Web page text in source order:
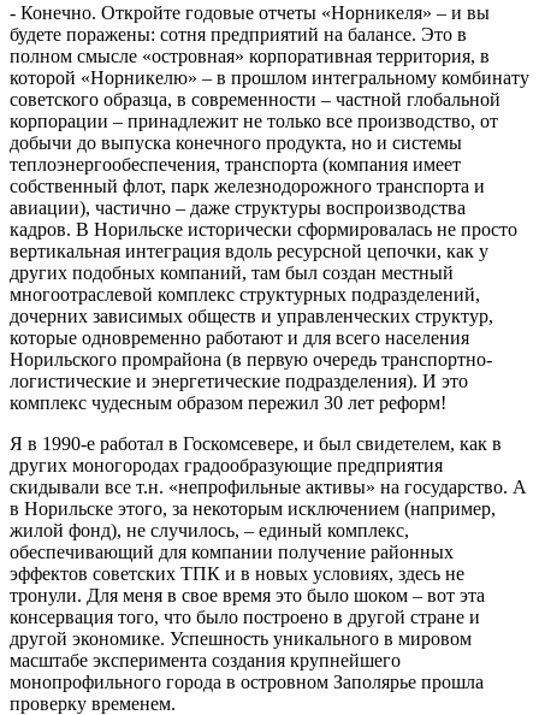
- Конечно. Откройте годовые отчеты «Норникеля» – и вы
будете поражены: сотня предприятий на балансе. Это в
полном смысле «островная» корпоративная территория, в
которой «Норникелю» – в прошлом интегральному комбинату
советского образца, в современности – частной глобальной
корпорации – принадлежит не только все производство, от
добычи до выпуска конечного продукта, но и системы
теплоэнергообеспечения, транспорта (компания имеет
собственный флот, парк железнодорожного транспорта и
авиации), частично – даже структуры воспроизводства
кадров. В Норильске исторически сформировалась не просто
вертикальная интеграция вдоль ресурсной цепочки, как у
других подобных компаний, там был создан местный
многоотраслевой комплекс структурных подразделений,
дочерних зависимых обществ и управленческих структур,
которые одновременно работают и для всего населения
Норильского промрайона (в первую очередь транспортно-
логистические и энергетические подразделения). И это
комплекс чудесным образом пережил 30 лет реформ!
Я в 1990-е работал в Госкомсевере, и был свидетелем, как в
других моногородах градообразующие предприятия
скидывали все т.н. «непрофильные активы» на государство. А
в Норильске этого, за некоторым исключением (например,
жилой фонд), не случилось, – единый комплекс,
обеспечивающий для компании получение районных
эффектов советских ТПК и в новых условиях, здесь не
тронули. Для меня в свое время это было шоком – вот эта
консервация того, что было построено в другой стране и
другой экономике. Успешность уникального в мировом
масштабе эксперимента создания крупнейшего
монопрофильного города в островном Заполярье прошла
проверку временем.